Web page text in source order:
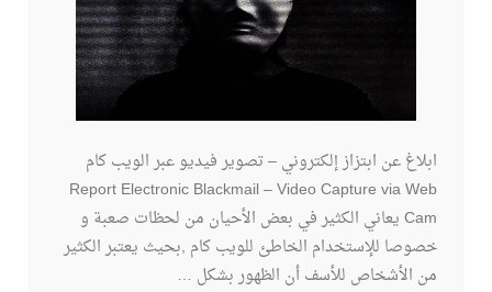
ابلاغ عن ابتزاز إلكتروني – تصوير فيديو عبر الويب كام
Report Electronic Blackmail – Video Capture via Web
Cam يعاني الكثير في بعض الأحيان من لحظات صعبة و
خصوصا للإستخدام الخاطئ للويب كام ,بحيث يعتبر الكثير
من الأشخاص للأسف أن الظهور بشكل …